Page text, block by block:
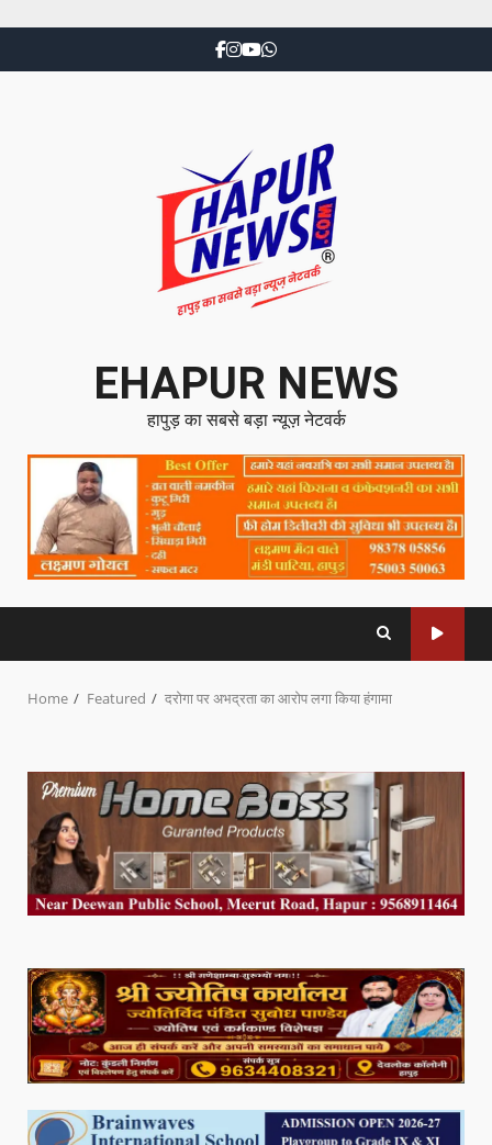
EHAPUR NEWS
हापुड़ का सबसे बड़ा न्यूज़ नेटवर्क
Home Featured दरोगा पर अभद्रता का आरोप लगा किया हंगामा